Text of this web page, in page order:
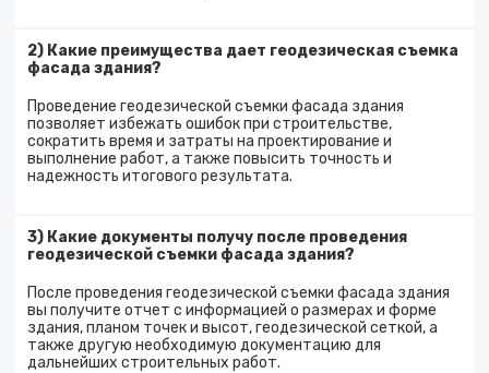
2) Какие преимущества дает геодезическая съемка
фасада здания?
Проведение геодезической съемки фасада здания
позволяет избежать ошибок при строительстве,
сократить время и затраты на проектирование и
выполнение работ, а также повысить точность и
надежность итогового результата.
3) Какие документы получу после проведения
геодезической съемки фасада здания?
После проведения геодезической съемки фасада здания
вы получите отчет с информацией о размерах и форме
здания, планом точек и высот, геодезической сеткой, а
также другую необходимую документацию для
дальнейших строительных работ.